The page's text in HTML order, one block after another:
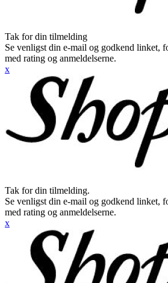
Tak for din tilmelding
Se venligst din e-mail og godkend linket,
med rating og anmeldelserne.
x
Tak for din tilmelding.
Se venligst din e-mail og godkend linket,
med rating og anmeldelserne.
x